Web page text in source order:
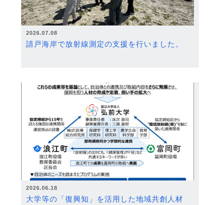
2026.07.08
請戸海岸で放射線測定の支援を行いました。
2026.06.18
大学等の「復興知」を活用した地域共創人材